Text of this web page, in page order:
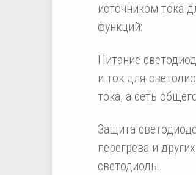
источником тока
функций:
Питание
и ток для
тока, а сеть
Защита
перегрева и
светодиоды.